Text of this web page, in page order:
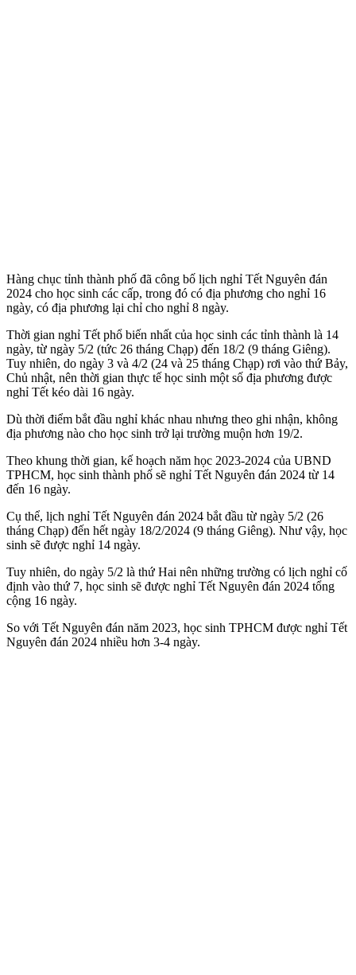
Hàng chục tỉnh thành phố đã công bố lịch nghỉ Tết Nguyên đán
2024 cho học sinh các cấp, trong đó có địa phương cho nghỉ 16
ngày, có địa phương lại chỉ cho nghỉ 8 ngày.
Thời gian nghỉ Tết phổ biến nhất của học sinh các tỉnh thành là 14
ngày, từ ngày 5/2 (tức 26 tháng Chạp) đến 18/2 (9 tháng Giêng).
Tuy nhiên, do ngày 3 và 4/2 (24 và 25 tháng Chạp) rơi vào thứ Bảy,
Chủ nhật, nên thời gian thực tế học sinh một số địa phương được
nghỉ Tết kéo dài 16 ngày.
Dù thời điểm bắt đầu nghỉ khác nhau nhưng theo ghi nhận, không
địa phương nào cho học sinh trở lại trường muộn hơn 19/2.
Theo khung thời gian, kế hoạch năm học 2023-2024 của UBND
TPHCM, học sinh thành phố sẽ nghỉ Tết Nguyên đán 2024 từ 14
đến 16 ngày.
Cụ thể, lịch nghỉ Tết Nguyên đán 2024 bắt đầu từ ngày 5/2 (26
tháng Chạp) đến hết ngày 18/2/2024 (9 tháng Giêng). Như vậy, học
sinh sẽ được nghỉ 14 ngày.
Tuy nhiên, do ngày 5/2 là thứ Hai nên những trường có lịch nghỉ cố
định vào thứ 7, học sinh sẽ được nghỉ Tết Nguyên đán 2024 tổng
cộng 16 ngày.
So với Tết Nguyên đán năm 2023, học sinh TPHCM được nghỉ Tết
Nguyên đán 2024 nhiều hơn 3-4 ngày.